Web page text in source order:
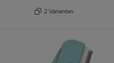
2 Varianten